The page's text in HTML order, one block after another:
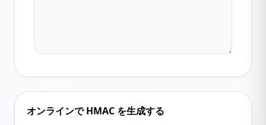
オンラインで HMAC を生成する